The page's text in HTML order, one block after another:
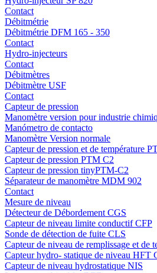
Contact
Débitmétrie
Débitmétrie DFM 165 - 350
Contact
Hydro-injecteurs
Contact
Débitmètres
Débitmètre USF
Contact
Capteur de pression
Manomètre version pour industrie
Manómetro de contacto
Manomètre Version normale
Capteur de pression et de température
Capteur de pression PTM C2
Capteur de pression tinyPTM-C2
Séparateur de manomètre MDM 902
Contact
Mesure de niveau
Détecteur de Débordement CGS
Capteur de niveau limite conductif CFP
Sonde de détection de fuite CLS
Capteur de niveau de remplissage et de
Capteur hydro- statique de niveau HFT
Capteur de niveau hydrostatique NIS